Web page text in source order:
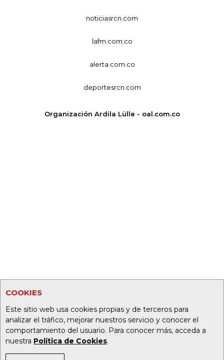
COOKIES
Este sitio web usa cookies propias y de terceros para
analizar el tráfico, mejorar nuestros servicio y conocer el
comportamiento del usuario. Para conocer más, acceda a
nuestra Política de Cookies.
noticiasrcn.com
lafm.com.co
alerta.com.co
deportesrcn.com
Organización Ardila Lülle - oal.com.co